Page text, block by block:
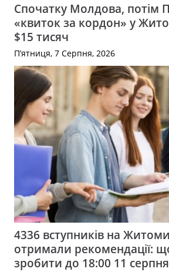
Спочатку Молдова, потім
«квиток за кордон» у
$15 тисяч
П’ятниця, 7 Серпня, 2026
4336 вступників на
отримали рекомендації:
зробити до 18:00 11 серпня